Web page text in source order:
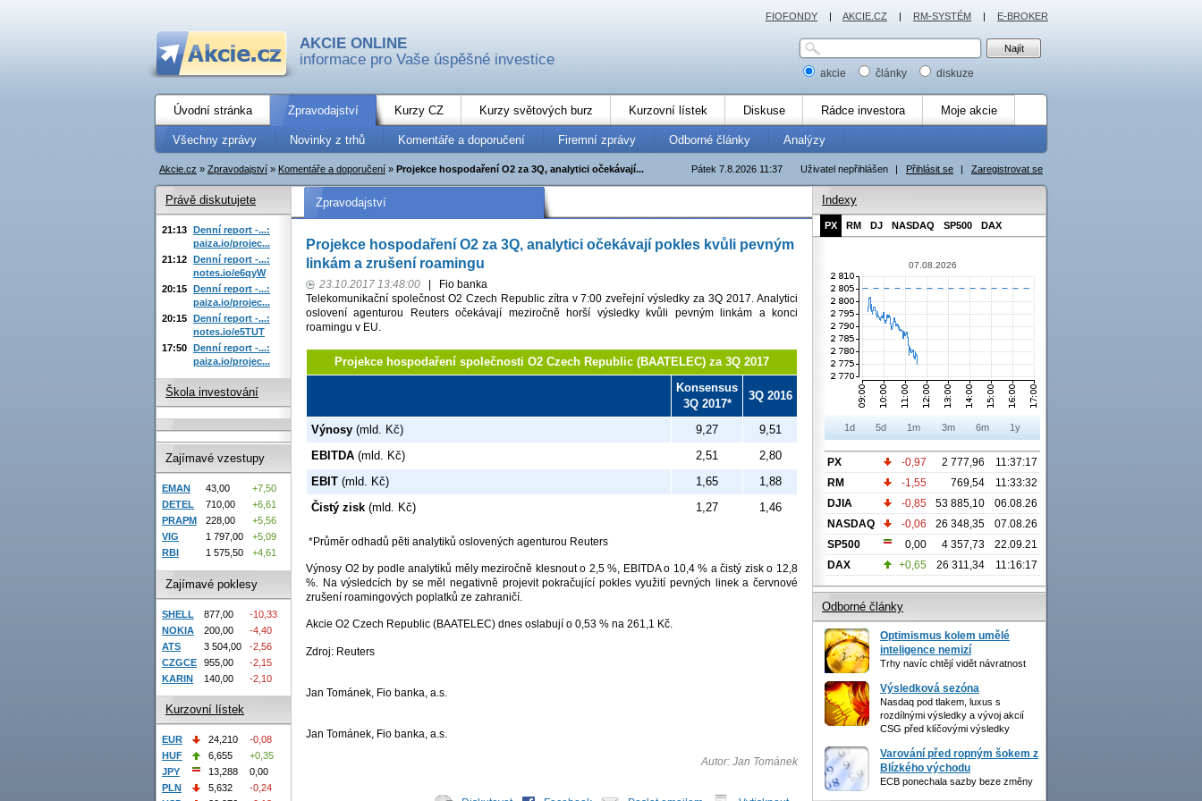
AKCIE ONLINE
informace pro Vaše úspěšné investice
akcie články diskuze
Úvodní stránka Zpravodajství Kurzy CZ Kurzy světových burz Kurzovní lístek Diskuse Rádce investora Moje akcie
Všechny zprávy Novinky z trhů Komentáře a doporučení Firemní zprávy Odborné články Analýzy
Uživatel nepřihlášen | Přihlásit se | Zaregistrovat se
Pátek 7.8.2026 11:37
Akcie.cz » Zpravodajství » Komentáře a doporučení » Projekce hospodaření O2 za 3Q, analytici očekávají...
Zpravodajství
Projekce hospodaření O2 za 3Q, analytici očekávají pokles kvůli pevným
linkám a zrušení roamingu
23.10.2017 13:48:00
Fio banka
Telekomunikační společnost O2 Czech Republic zítra v 7:00 zveřejní výsledky za 3Q 2017. Analytici
oslovení agenturou Reuters očekávají meziročně horší výsledky kvůli pevným linkám a konci
roamingu v EU.
Projekce hospodaření společnosti O2 Czech Republic (BAATELEC) za 3Q 2017
Konsensus
3Q 2017*
3Q 2016
Výnosy (mld. Kč) 9,27
9,51
EBITDA (mld. Kč) 2,51
2,80
EBIT (mld. Kč) 1,65
1,88
Čistý zisk (mld. Kč) 1,27 1,46
*Průměr odhadů pěti analytiků oslovených agenturou Reuters
Výnosy O2 by podle analytiků měly meziročně klesnout o 2,5 %, EBITDA o 10,4 % a čistý zisk o 12,8
%. Na výsledcích by se měl negativně projevit pokračující pokles využití pevných linek a červnové
zrušení roamingových poplatků ze zahraničí.
Akcie O2 Czech Republic (BAATELEC) dnes oslabují o 0,53 % na 261,1 Kč.
Zdroj: Reuters
Jan Tománek, Fio banka, a.s.
Jan Tománek, Fio banka, a.s.
Autor: Jan Tománek
Právě diskutujete
21:13 Denní report -...:
paiza.io/projec...
21:12 Denní report -...:
notes.io/e6qyW
20:15 Denní report -...:
paiza.io/projec...
20:15 Denní report -...:
notes.io/e5TUT
17:50 Denní report -...:
paiza.io/projec...
Škola investování
Zajímavé vzestupy
EMAN 43,00
+7,50
DETEL
710,00
+6,61
PRAPM
228,00
+5,56
VIG
1 797,00
+5,09
RBI
1 575,50 +4,61
Zajímavé poklesy
SHELL 877,00
-10,33
NOKIA
200,00
-4,40
ATS
3 504,00
-2,56
CZGCE
955,00
-2,15
KARIN
140,00 -2,10
Kurzovní lístek
EUR 24,210
-0,08
HUF
6,655
+0,35
JPY
13,288
0,00
PLN
5,632
-0,24
Indexy
PX RM DJ NASDAQ SP500 DAX
07.08.2026
1d 5d 1m 3m 6m 1y
PX -0,97 2 777,96
11:37:17
RM
-1,55 769,54
11:33:32
DJIA
-0,85 53 885,10
06.08.26
NASDAQ
-0,06 26 348,35
07.08.26
SP500
0,00 4 357,73
22.09.21
DAX
+0,65 26 311,34 11:16:17
Odborné články
Optimismus kolem umělé
inteligence nemizí
Trhy navíc chtějí vidět návratnost
Výsledková sezóna
Nasdaq pod tlakem, luxus s
rozdílnými výsledky a vývoj akcií
CSG před klíčovými výsledky
Varování před ropným šokem z
Blízkého východu
ECB ponechala sazby beze změny
FIOFONDY | AKCIE.CZ | RM-SYSTÉM | E-BROKER